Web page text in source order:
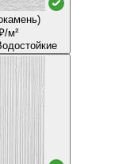
м²
Водостойкие